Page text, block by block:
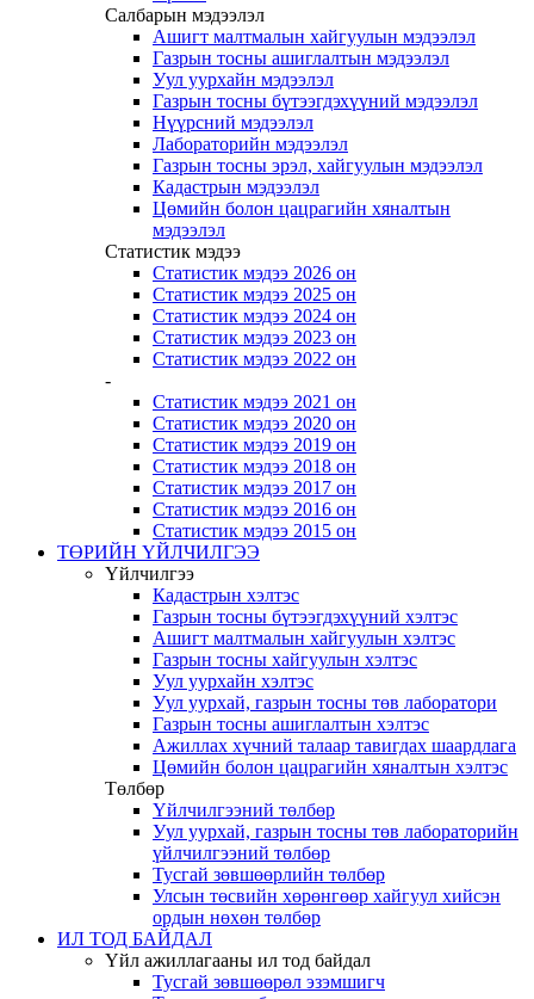
Салбарын мэдээлэл
Ашигт малтмалын хайгуулын мэдээлэл
Газрын тосны ашиглалтын мэдээлэл
Уул уурхайн мэдээлэл
Газрын тосны бүтээгдэхүүний мэдээлэл
Нүүрсний мэдээлэл
Лабораторийн мэдээлэл
Газрын тосны эрэл, хайгуулын мэдээлэл
Кадастрын мэдээлэл
Цөмийн болон цацрагийн хяналтын
мэдээлэл
Статистик мэдээ
Статистик мэдээ 2026 он
Статистик мэдээ 2025 он
Статистик мэдээ 2024 он
Статистик мэдээ 2023 он
Статистик мэдээ 2022 он
-
Статистик мэдээ 2021 он
Статистик мэдээ 2020 он
Статистик мэдээ 2019 он
Статистик мэдээ 2018 он
Статистик мэдээ 2017 он
Статистик мэдээ 2016 он
Статистик мэдээ 2015 он
ТӨРИЙН ҮЙЛЧИЛГЭЭ
Үйлчилгээ
Кадастрын хэлтэс
Газрын тосны бүтээгдэхүүний хэлтэс
Ашигт малтмалын хайгуулын хэлтэс
Газрын тосны хайгуулын хэлтэс
Уул уурхайн хэлтэс
Уул уурхай, газрын тосны төв лаборатори
Газрын тосны ашиглалтын хэлтэс
Ажиллах хүчний талаар тавигдах шаардлага
Цөмийн болон цацрагийн хяналтын хэлтэс
Төлбөр
Үйлчилгээний төлбөр
Уул уурхай, газрын тосны төв лабораторийн
үйлчилгээний төлбөр
Тусгай зөвшөөрлийн төлбөр
Улсын төсвийн хөрөнгөөр хайгуул хийсэн
ордын нөхөн төлбөр
ИЛ ТОД БАЙДАЛ
Үйл ажиллагааны ил тод байдал
Тусгай зөвшөөрөл эзэмшигч